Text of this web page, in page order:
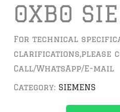
0XB0
For technical
clarifications,please
Call/WhatsApp/E-mail
Category: SIEMENS